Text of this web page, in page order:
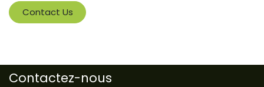
Contact Us
Contactez-nous